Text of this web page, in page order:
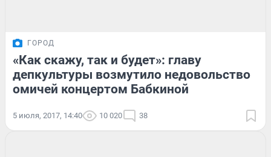
ГОРОД
«Как скажу, так и будет»: главу
депкультуры возмутило недовольство
омичей концертом Бабкиной
5 июля, 2017, 14:40 10 020 38